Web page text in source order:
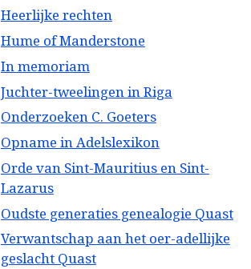
Heerlijke rechten
Hume of Manderstone
In memoriam
Juchter-tweelingen in Riga
Onderzoeken C. Goeters
Opname in Adelslexikon
Orde van Sint-Mauritius en Sint-
Lazarus
Oudste generaties genealogie Quast
Verwantschap aan het oer-adellijke
geslacht Quast